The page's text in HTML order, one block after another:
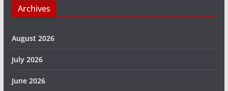
Archives
August 2026
July 2026
June 2026